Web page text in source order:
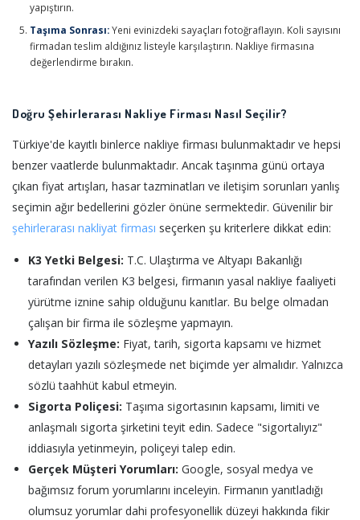
yapıştırın.
Taşıma Sonrası:Yeni evinizdeki sayaçları fotoğraflayın. Koli sayısını
firmadan teslim aldığınız listeyle karşılaştırın. Nakliye firmasına
değerlendirme bırakın.
Doğru Şehirlerarası Nakliye Firması Nasıl Seçilir?
Türkiye'de kayıtlı binlerce nakliye firması bulunmaktadır ve hepsi
benzer vaatlerde bulunmaktadır. Ancak taşınma günü ortaya
çıkan fiyat artışları, hasar tazminatları ve iletişim sorunları yanlış
seçimin ağır bedellerini gözler önüne sermektedir. Güvenilir bir
şehirlerarası nakliyat firması seçerken şu kriterlere dikkat edin:
K3 Yetki Belgesi: T.C. Ulaştırma ve Altyapı Bakanlığı
tarafından verilen K3 belgesi, firmanın yasal nakliye faaliyeti
yürütme iznine sahip olduğunu kanıtlar. Bu belge olmadan
çalışan bir firma ile sözleşme yapmayın.
Yazılı Sözleşme: Fiyat, tarih, sigorta kapsamı ve hizmet
detayları yazılı sözleşmede net biçimde yer almalıdır. Yalnızca
sözlü taahhüt kabul etmeyin.
Sigorta Poliçesi: Taşıma sigortasının kapsamı, limiti ve
anlaşmalı sigorta şirketini teyit edin. Sadece "sigortalıyız"
iddiasıyla yetinmeyin, poliçeyi talep edin.
Gerçek Müşteri Yorumları: Google, sosyal medya ve
bağımsız forum yorumlarını inceleyin. Firmanın yanıtladığı
olumsuz yorumlar dahi profesyonellik düzeyi hakkında fikir